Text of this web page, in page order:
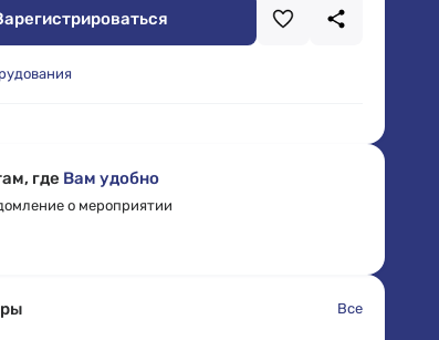
где Вам удобно
о мероприятии
Все